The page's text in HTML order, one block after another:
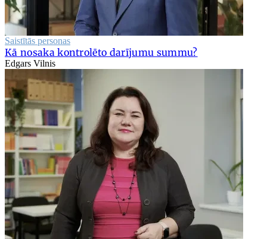
Saistītās personas
Kā nosaka kontrolēto darījumu summu?
Edgars Vilnis